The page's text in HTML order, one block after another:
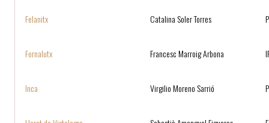
Felanitx Catalina Soler Torres
Fornalutx Francesc Marroig Arbona
Inca Virgilio Moreno Sarrió